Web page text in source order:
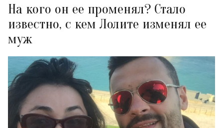
На кого он ее променял? Стало
известно, с кем Лолите изменял ее
муж